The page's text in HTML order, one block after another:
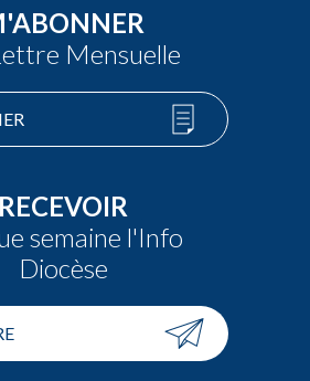
Mensuelle
RECEVOIR
semaine l'Info
Diocèse